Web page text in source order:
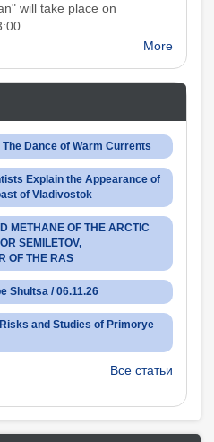
will take place on
More
Dance of Warm Currents
Explain the Appearance of
of Vladivostok
METHANE OF THE ARCTIC
SEMILETOV,
OF THE RAS
Shultsa / 06.11.26
and Studies of Primorye
Все статьи